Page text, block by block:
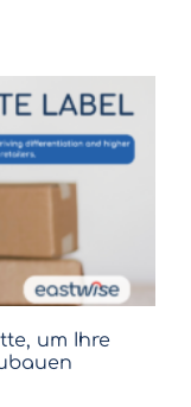
um Ihre